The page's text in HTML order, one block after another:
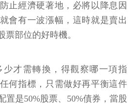
止經濟硬著地，必將以降息因
會有一波漲幅，這時就是賣出
部位的好時機。
少才需轉換，得觀察哪一項指
何指標，只需做好再平衡這件
置是50%股票、50%債券，當股